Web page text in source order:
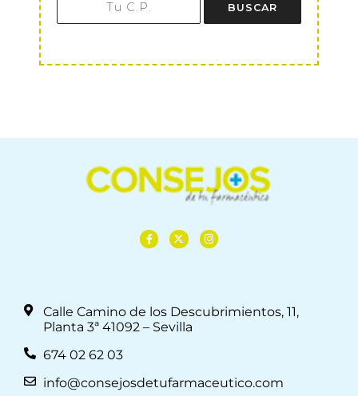
BUSCAR
Calle Camino de los Descubrimientos, 11,
Planta 3ª 41092 – Sevilla
674 02 62 03
info@consejosdetufarmaceutico.com